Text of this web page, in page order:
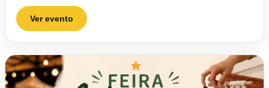
Ver evento